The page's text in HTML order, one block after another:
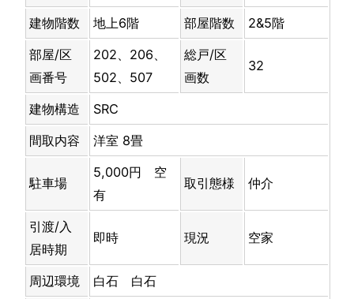
建物階数 地上6階 部屋階数
2&5階
部屋/区
画番号
202、206、
502、507
総戸/区
画数
32
建物構造
SRC
間取内容
洋室 8畳
駐車場
5,000円 空
有
取引態様 仲介
引渡/入
居時期
即時 現況 空家
周辺環境 白石 白石